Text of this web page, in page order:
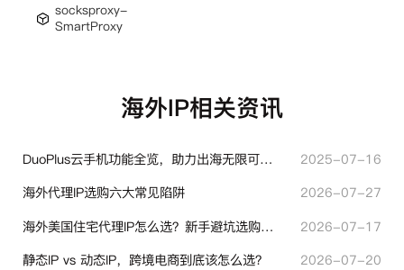
socksproxy-
SmartProxy
海外IP相关资讯
DuoPlus云手机功能全览，助力出海无限可能！
2025-07-16
海外代理IP选购六大常见陷阱
2026-07-27
海外美国住宅代理IP怎么选？新手避坑选购指南
2026-07-17
静态IP vs 动态IP，跨境电商到底该怎么选？
2026-07-20